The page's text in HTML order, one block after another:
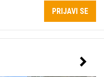
PRIJAVI SE